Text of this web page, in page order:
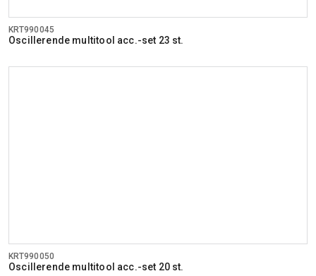
KRT990045
Oscillerende multitool acc.-set 23 st.
KRT990050
Oscillerende multitool acc.-set 20 st.